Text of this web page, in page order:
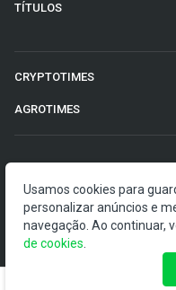
TÍTULOS
CRYPTOTIMES
AGROTIMES
O Money Times publica
visam a
publicações devem
anunciadores e
Usamos cookies para
personalizar anúncios e
navegação. Ao continuar,
de cookies